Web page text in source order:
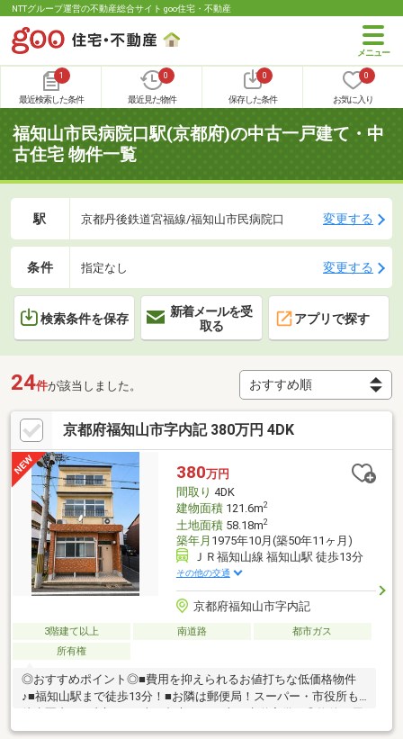
NTTグループ運営の不動産総合サイト goo住宅・不動産
1
最近検索した条件
0
最近見た物件
0
保存した条件
0
お気に入り
福知山市民病院口駅(京都府)の中古一戸建て・中
古住宅 物件一覧
駅 京都丹後鉄道宮福線/福知山市民病院口 変更する
条件 指定なし 変更する
検索条件を保存
新着メールを受
取る
アプリで探す
24件が該当しました。
京都府福知山市字内記 380万円 4DK
380万円
間取り 4DK
建物面積121.6m2
土地面積58.18m2
築年月 1975年10月(築50年11ヶ月)
ＪＲ福知山線 福知山駅 徒歩13分
その他の交通
京都府福知山市字内記
3階建て以上 南道路
都市ガス
所有権
◎おすすめポイント◎■費用を抑えられるお値打ちな低価格物件
♪■福知山駅まで徒歩13分！■お隣は郵便局！スーパー・市役所も
辺環境◎■惇明小学校：徒歩約4分■南陵中学校：徒歩約12分■フレ